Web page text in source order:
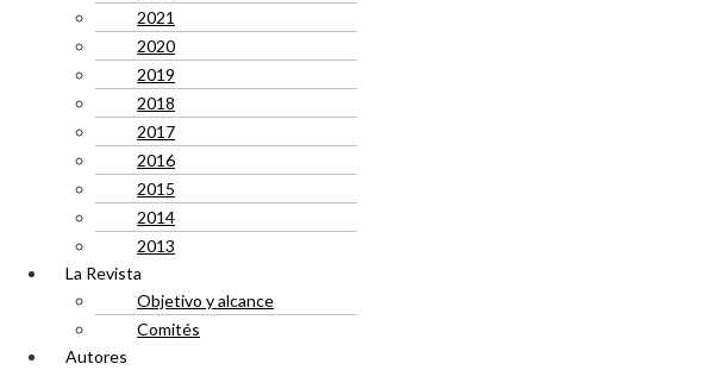
2021
2020
2019
2018
2017
2016
2015
2014
2013
La Revista
Objetivo y alcance
Comités
Autores